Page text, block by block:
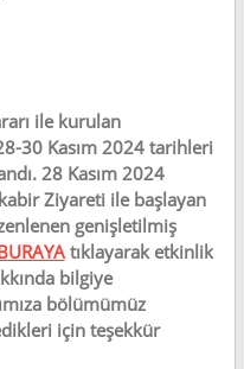
ile kurulan
30 Kasım 2024 tarihleri
28 Kasım 2024
Ziyareti ile başlayan
genişletilmiş
tıklayarak etkinlik
bilgiye
bölümümüz
için teşekkür